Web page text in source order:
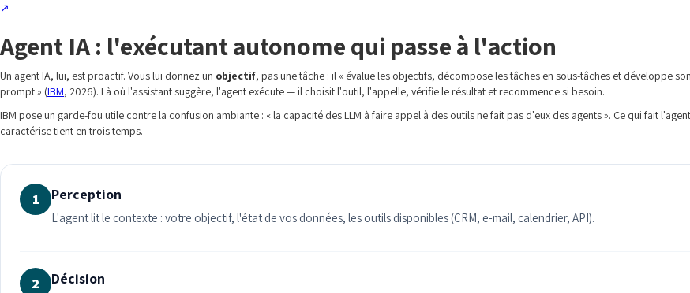
↗
Agent IA : l'exécutant autonome qui passe à l'action
Un agent IA, lui, est proactif. Vous lui donnez un objectif, pas une tâche : il « évalue les objectifs, décompose les tâches en sous-tâches et développe
prompt » (IBM, 2026). Là où l'assistant suggère, l'agent exécute — il choisit l'outil, l'appelle, vérifie le résultat et recommence si besoin.
IBM pose un garde-fou utile contre la confusion ambiante : « la capacité des LLM à faire appel à des outils ne fait pas d'eux des agents ». Ce qui fait
caractérise tient en trois temps.
1 Perception
L'agent lit le contexte : votre objectif, l'état de vos données, les outils disponibles (CRM, e-mail, calendrier, API).
2 Décision